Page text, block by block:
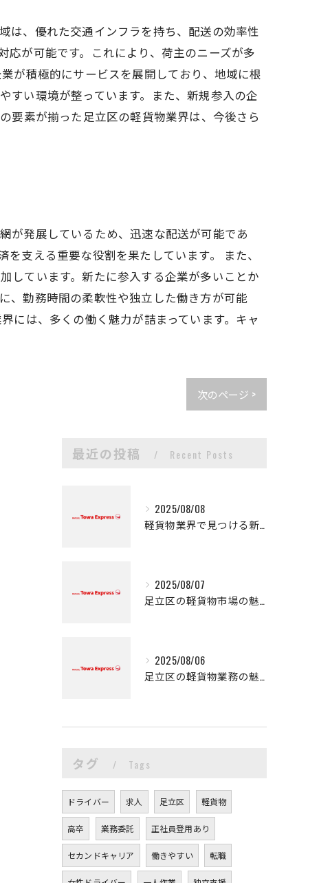
は、優れた交通インフラを持ち、配送の効率性
が可能です。これにより、荷主のニーズが多
が積極的にサービスを展開しており、地域に根
すい環境が整っています。また、新規参入の企
要素が揃った足立区の軽貨物業界は、今後さら
が発展しているため、迅速な配送が可能であ
支える重要な役割を果たしています。 また、
しています。新たに参入する企業が多いことか
、勤務時間の柔軟性や独立した働き方が可能
には、多くの働く魅力が詰まっています。キャ
次のページ >
最近の投稿 Recent Posts
2025/08/08
軽貨物業界で見つける新たなキャリアの可能性
2025/08/07
足立区の軽貨物市場の魅力
2025/08/06
足立区の軽貨物業務の魅力
タグ Tags
ドライバー 求人 足立区 軽貨物
高卒 業務委託 正社員登用あり
セカンドキャリア 働きやすい 転職